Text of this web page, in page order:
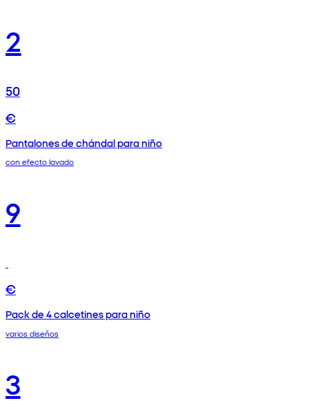
2
50
€
Pantalones de chándal para niño
con efecto lavado
9
€
Pack de 4 calcetines para niño
varios diseños
3